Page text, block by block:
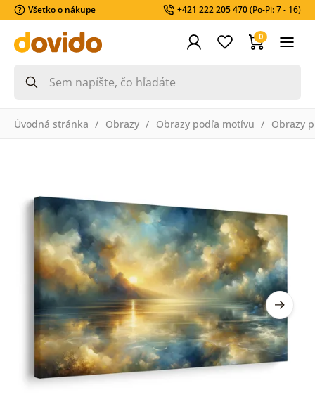
Všetko o nákupe +421 222 205 470(Po-Pi: 7 - 16)
0
Úvodná stránka Obrazy Obrazy podľa motívu Obrazy